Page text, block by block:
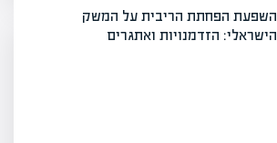
השפעת הפחתת הריבית על המשק
הישראלי: הזדמנויות ואתגרים